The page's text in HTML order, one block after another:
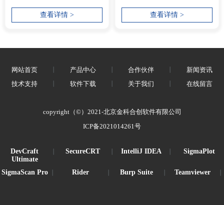
Jw_cad（JWW格式、JWC格
式）、DXF、SXF等输入输
查看详情 >
过将原始数据转换为可视化
查看详情 >
网站首页 产品中心 合作伙伴
新闻资讯
技术支持
软件下载 关于我们 在线留言
copyright（©）2021-北京金科合创软件有限公司
ICP备2021014261号
DevCraft
Ultimate
SecureCRT IntelliJ IDEA SigmaPlot
SigmaScan Pro Rider Burp Suite Teamviewer